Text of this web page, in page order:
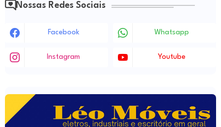
Nossas Redes Sociais
Facebook Whatsapp
Instagram Youtube